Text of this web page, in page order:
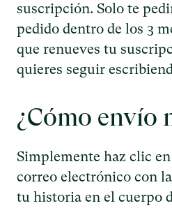
suscripción. Solo te
pedido dentro de los 3
que renueves tu
quieres seguir
¿Cómo envío
Simplemente haz clic en
correo electrónico con
tu historia en el cuerpo